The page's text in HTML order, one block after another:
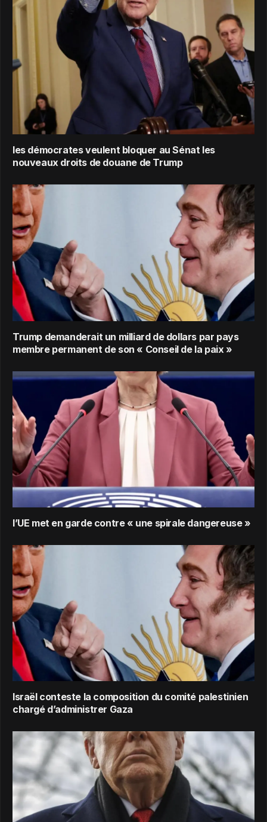
les démocrates veulent bloquer au Sénat les
nouveaux droits de douane de Trump
Trump demanderait un milliard de dollars par pays
membre permanent de son « Conseil de la paix »
l’UE met en garde contre « une spirale dangereuse »
Israël conteste la composition du comité palestinien
chargé d’administrer Gaza